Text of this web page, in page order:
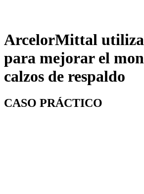
ArcelorMittal
para mejorar el
calzos de respaldo
CASO PRÁCTICO